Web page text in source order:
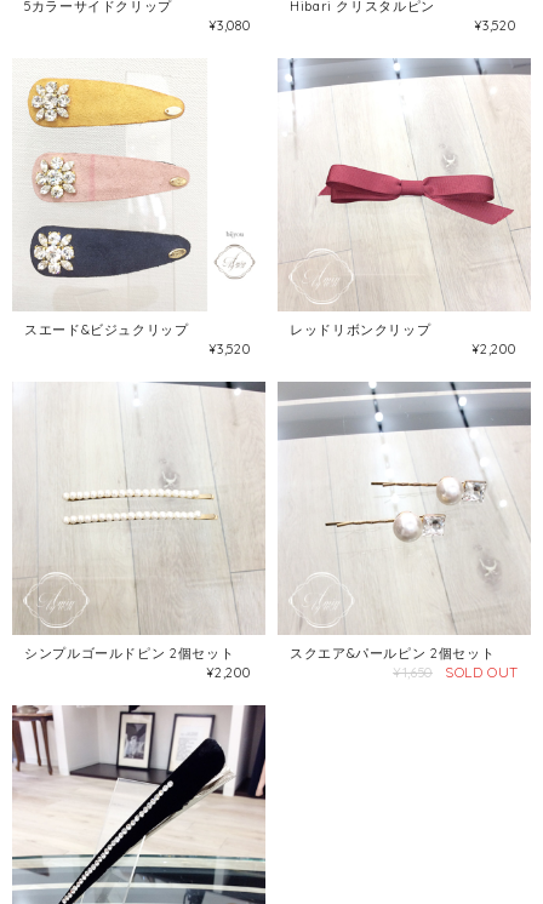
5カラーサイドクリップ
¥3,080
Hibari クリスタルピン
¥3,520
スエード&ビジュクリップ
¥3,520
レッドリボンクリップ
¥2,200
シンプルゴールドピン 2個セット
¥2,200
スクエア&パールピン 2個セット
¥1,650
SOLD OUT